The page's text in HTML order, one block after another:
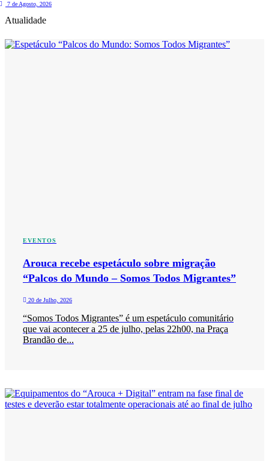
7 de Agosto, 2026
Atualidade
EVENTOS
Arouca recebe espetáculo sobre migração
“Palcos do Mundo – Somos Todos Migrantes”
20 de Julho, 2026
“Somos Todos Migrantes” é um espetáculo comunitário
que vai acontecer a 25 de julho, pelas 22h00, na Praça
Brandão de...